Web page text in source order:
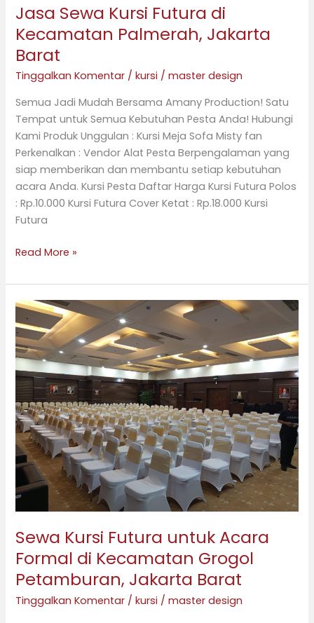
Jasa Sewa Kursi Futura di
Kecamatan Palmerah, Jakarta
Barat
Tinggalkan Komentar /kursi /master design
Semua Jadi Mudah Bersama Amany Production! Satu
Tempat untuk Semua Kebutuhan Pesta Anda! Hubungi
Kami Produk Unggulan : Kursi Meja Sofa Misty fan
Perkenalkan : Vendor Alat Pesta Berpengalaman yang
siap memberikan dan membantu setiap kebutuhan
acara Anda. Kursi Pesta Daftar Harga Kursi Futura Polos
: Rp.10.000 Kursi Futura Cover Ketat : Rp.18.000 Kursi
Futura
Read More »
Sewa Kursi Futura untuk Acara
Formal di Kecamatan Grogol
Petamburan, Jakarta Barat
Tinggalkan Komentar /kursi /master design
Sewa
Kursi
Futura
untuk
Acara
Formal
di
Kecamatan
Grogol
Petamburan,
Jakarta
Barat